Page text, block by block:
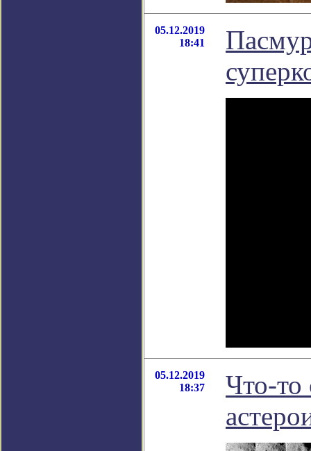
05.12.2019
18:41
05.12.2019
18:37
Что-то